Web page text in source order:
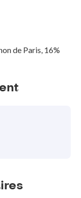
de Paris, 16%